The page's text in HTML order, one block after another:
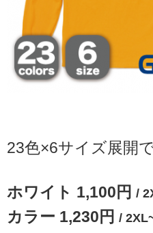
23色×6サイズ展開で
ホワイト 1,100円 /
カラー 1,230円 /